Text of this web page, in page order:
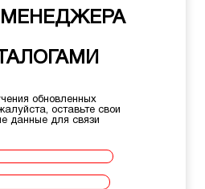
обновленных
оставьте свои
данные для связи